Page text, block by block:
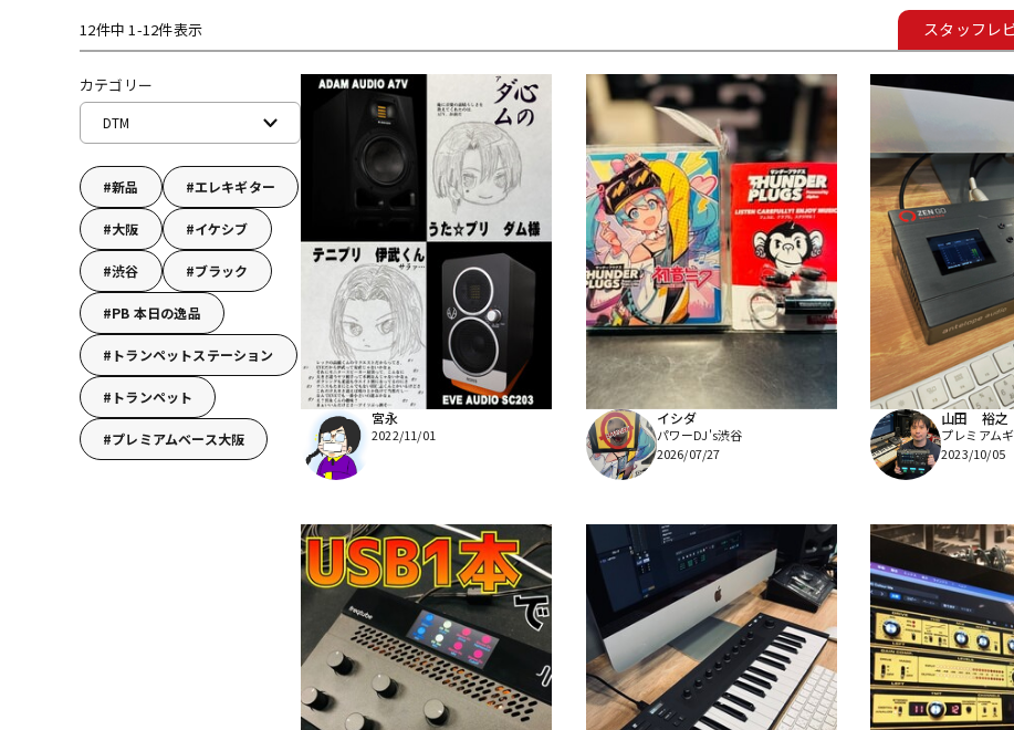
DTM DTM オンラ
イン納品
レコーディン
グ機器
中古 ヴィンテージ
12件中 1-12件表示 スタッフ レ
カテゴリー
DTM
新品 エレキギター
大阪 イケシブ
渋谷 ブラック
PB 本日の逸品
トランペットステーション
トランペット
プレミアムベース大阪
宮永
2022/11/01
イシダ
パワーDJ's渋谷
2026/07/27
山田 裕之
プレミアム
2023/10/05